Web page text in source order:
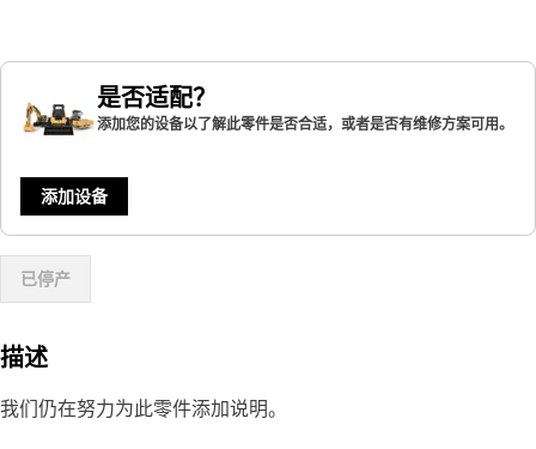
是否适配？
添加您的设备以了解此零件是否合适，或者是否有维修方案可用。
添加设备
已停产
描述
我们仍在努力为此零件添加说明。